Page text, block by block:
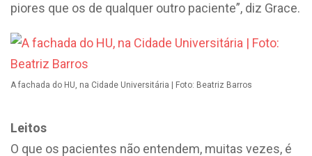
piores que os de qualquer outro paciente”, diz Grace.
A fachada do HU, na Cidade Universitária | Foto: Beatriz Barros
Leitos
O que os pacientes não entendem, muitas vezes, é